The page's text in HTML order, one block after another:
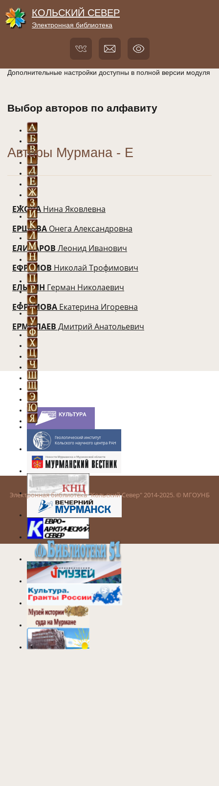
КОЛЬСКИЙ СЕВЕР
Электронная библиотека
Дополнительные настройки доступны в полной версии модуля
Выбор авторов по алфавиту
Авторы Мурмана - Е
ЕЖОВА Нина Яковлевна
ЕРШОВА Онега Александровна
ЕЛИЗАРОВ Леонид Иванович
ЕФРЕМОВ Николай Трофимович
ЕЛЬКИН Герман Николаевич
ЕФРЕМОВА Екатерина Игоревна
ЕРМОЛАЕВ Дмитрий Анатольевич
Электронная библиотека "Кольский Север" 2014-2025. © МГОУНБ